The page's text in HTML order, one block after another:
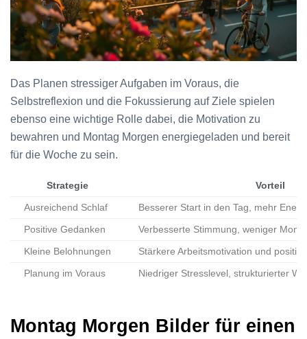
Das Planen stressiger Aufgaben im Voraus, die
Selbstreflexion und die Fokussierung auf Ziele spielen
ebenso eine wichtige Rolle dabei, die Motivation zu
bewahren und Montag Morgen energiegeladen und bereit
für die Woche zu sein.
Strategie Vorteil
Ausreichend Schlaf Besserer Start in den Tag, mehr
Positive Gedanken Verbesserte Stimmung, weniger
Kleine Belohnungen Stärkere Arbeitsmotivation und
Planung im Voraus Niedriger Stresslevel, strukturierter
Montag Morgen Bilder für einen